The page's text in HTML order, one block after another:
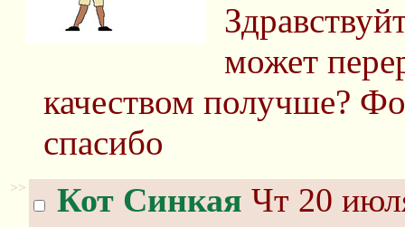
может
качеством получше?
спасибо
>> Кот Синкая Чт 20